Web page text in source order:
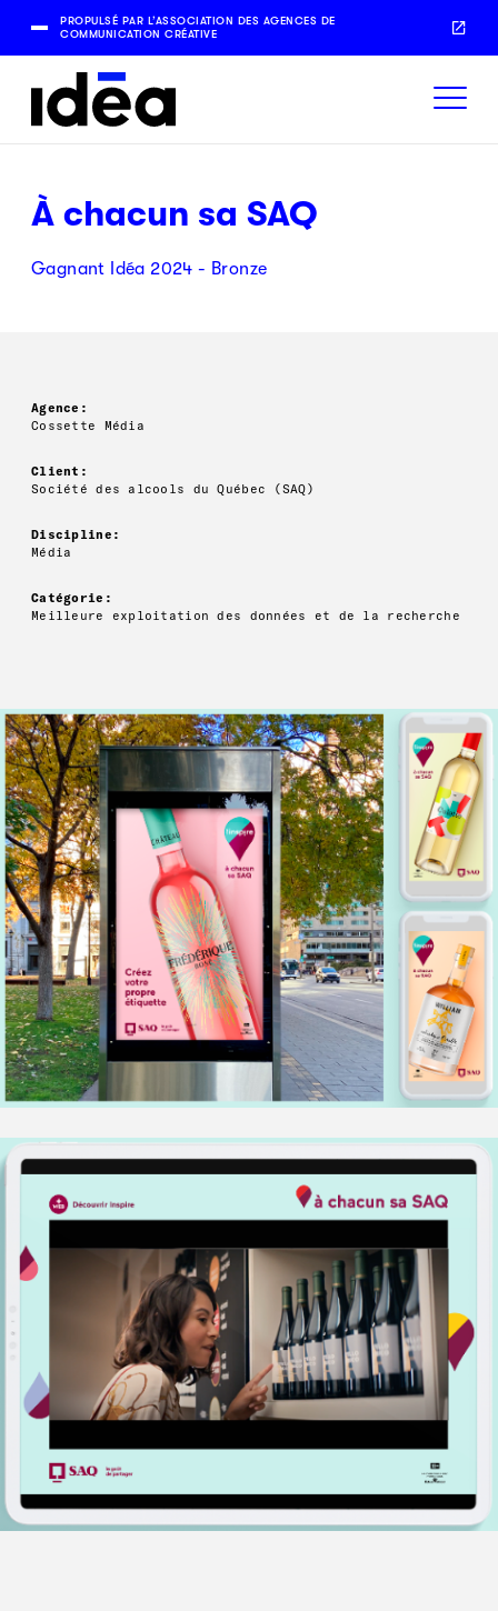
PROPULSÉ PAR L’ASSOCIATION DES AGENCES DE
COMMUNICATION CRÉATIVE
À chacun sa SAQ
Gagnant Idéa 2024 - Bronze
Agence:
Cossette Média
Client:
Société des alcools du Québec (SAQ)
Discipline:
Média
Catégorie:
Meilleure exploitation des données et de la recherche